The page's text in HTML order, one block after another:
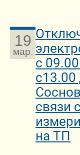
19
мар.
с
с13.00
связи
на ТП